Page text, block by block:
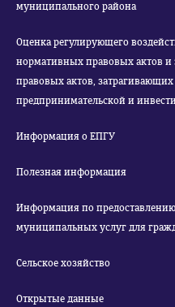
муниципального района
Оценка регулирующего
нормативных правовых актов
правовых актов,
предпринимательской и
Информация о ЕПГУ
Полезная информация
Информация по
муниципальных услуг для
Сельское хозяйство
Открытые данные